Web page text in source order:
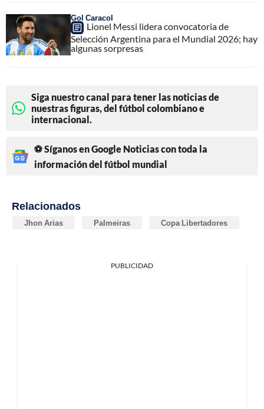
Gol Caracol
Lionel Messi lidera convocatoria de
Selección Argentina para el Mundial 2026; hay
algunas sorpresas
Siga nuestro canal para tener las noticias de
nuestras figuras, del fútbol colombiano e
internacional.
⚽ Síganos en Google Noticias con toda la
información del fútbol mundial
Relacionados
Jhon Arias Palmeiras Copa Libertadores
PUBLICIDAD